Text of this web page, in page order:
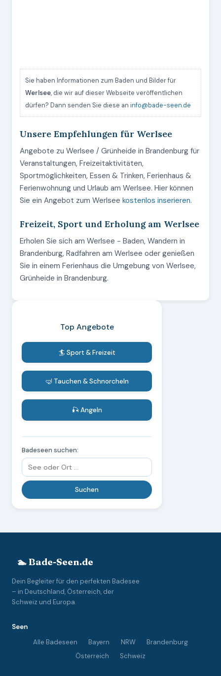
Sie haben Informationen zum Baden und Bilder für
Werlsee, die wir auf dieser Webseite veröffentlichen
dürfen? Dann senden Sie diese an info@bade-seen.de
Unsere Empfehlungen für Werlsee
Angebote zu Werlsee / Grünheide in Brandenburg für
Veranstaltungen, Freizeitaktivitäten,
Sportmöglichkeiten, Essen & Trinken, Ferienhaus &
Ferienwohnung und Urlaub am Werlsee. Hier können
Sie ein Angebot zum Werlsee kostenlos inserieren.
Freizeit, Sport und Erholung am Werlsee
Erholen Sie sich am Werlsee - Baden, Wandern in
Brandenburg, Radfahren am Werlsee oder genießen
Sie in einem Ferienhaus die Umgebung von Werlsee,
Grünheide in Brandenburg.
Top Angebote
🏄 Sport & Freizeit
🤿 Tauchen & Schnorcheln
🎣 Angeln
Badeseen suchen:
🏊 Bade-Seen.de
Dein Begleiter für den perfekten Badesee
– in Deutschland, Österreich, der
Schweiz und Europa.
Seen
Alle Badeseen
Bayern NRW
Brandenburg
Österreich
Schweiz